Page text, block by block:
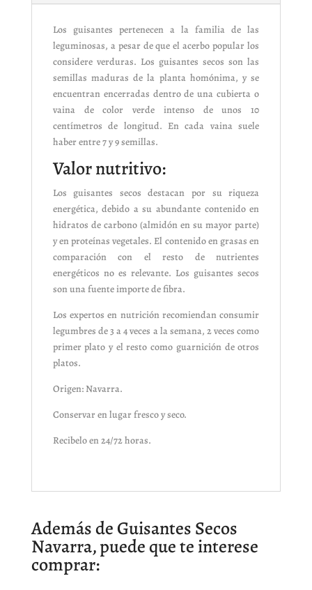
Los guisantes pertenecen a la familia de las
leguminosas, a pesar de que el acerbo popular los
considere verduras. Los guisantes secos son las
semillas maduras de la planta homónima, y se
encuentran encerradas dentro de una cubierta o
vaina de color verde intenso de unos 10
centímetros de longitud. En cada vaina suele
haber entre 7 y 9 semillas.
Valor nutritivo:
Los guisantes secos destacan por su riqueza
energética, debido a su abundante contenido en
hidratos de carbono (almidón en su mayor parte)
y en proteínas vegetales. El contenido en grasas en
comparación con el resto de nutrientes
energéticos no es relevante. Los guisantes secos
son una fuente importe de fibra.
Los expertos en nutrición recomiendan consumir
legumbres de 3 a 4 veces a la semana, 2 veces como
primer plato y el resto como guarnición de otros
platos.
Origen: Navarra.
Conservar en lugar fresco y seco.
Recibelo en 24/72 horas.
Además de Guisantes Secos
Navarra, puede que te interese
comprar: